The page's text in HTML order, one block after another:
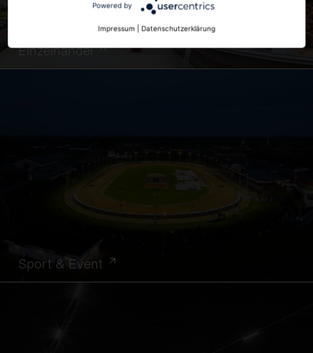
Einzelhandel
Sport & Event
Powered by
Impressum | Datenschutzerklärung